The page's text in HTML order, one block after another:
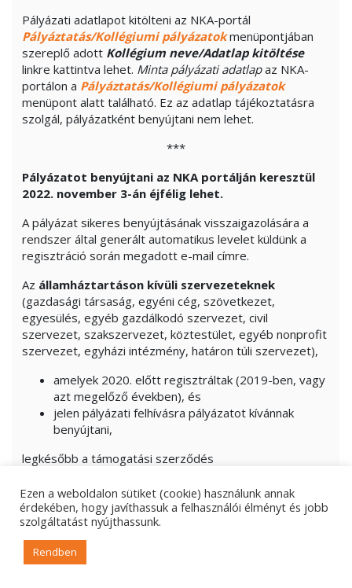
Pályázati adatlapot kitölteni az NKA-portál
Pályáztatás/Kollégiumi pályázatok menüpontjában
szereplő adott Kollégium neve/Adatlap kitöltése
linkre kattintva lehet. Minta pályázati adatlapaz NKA-
portálon a Pályáztatás/Kollégiumi pályázatok
menüpont alatt található. Ez az adatlap tájékoztatásra
szolgál, pályázatként benyújtani nem lehet.
***
Pályázatot benyújtani az NKA portálján keresztül
2022. november 3-án éjfélig lehet.
A pályázat sikeres benyújtásának visszaigazolására a
rendszer által generált automatikus levelet küldünk a
regisztráció során megadott e-mail címre.
Az államháztartáson kívüli szervezeteknek
(gazdasági társaság, egyéni cég, szövetkezet,
egyesülés, egyéb gazdálkodó szervezet, civil
szervezet, szakszervezet, köztestület, egyéb nonprofit
szervezet, egyházi intézmény, határon túli szervezet),
amelyek 2020. előtt regisztráltak (2019-ben, vagy
azt megelőző években), és
jelen pályázati felhívásra pályázatot kívánnak
benyújtani,
legkésőbb a támogatási szerződés
(3a), valamint (5) és (5a)bekezdésének értelmében meg
kell újítaniuk a regisztrációjukat a „KITÖLTÉSI
ÚTMUTATÓ AZ NKA PORTÁLJÁN TÖRTÉNŐ
REGISZTRÁCIÓHOZ” nevű dokumentumban
foglaltak szerint.
Ezen a weboldalon sütiket (cookie) használunk annak
érdekében, hogy javíthassuk a felhasználói élményt és jobb
szolgáltatást nyújthassunk.
Rendben